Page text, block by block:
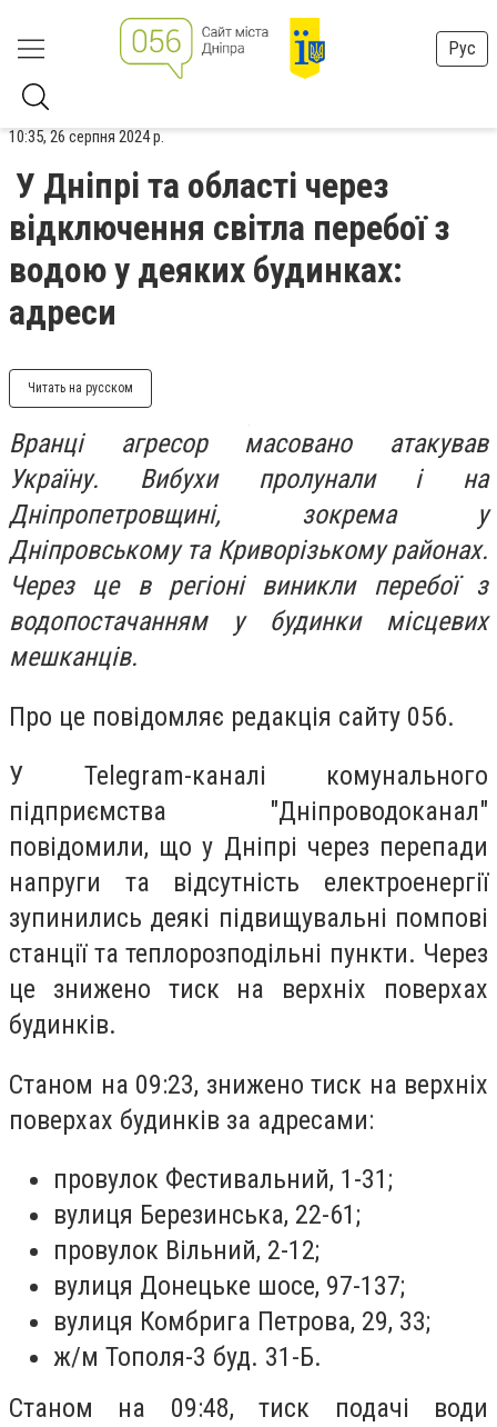
Рус
10:35, 26 серпня 2024 р.
У Дніпрі та області через
відключення світла перебої з
водою у деяких будинках:
адреси
Читать на русском
Вранці агресор масовано атакував
Україну. Вибухи пролунали і на
Дніпропетровщині, зокрема у
Дніпровському та Криворізькому районах.
Через це в регіоні виникли перебої з
водопостачанням у будинки місцевих
мешканців.
Про це повідомляє редакція сайту 056.
У Telegram-каналі комунального
підприємства "Дніпроводоканал"
повідомили, що у Дніпрі через перепади
напруги та відсутність електроенергії
зупинились деякі підвищувальні помпові
станції та теплорозподільні пункти. Через
це знижено тиск на верхніх поверхах
будинків.
Станом на 09:23, знижено тиск на верхніх
поверхах будинків за адресами:
провулок Фестивальний, 1-31;
вулиця Березинська, 22-61;
провулок Вільний, 2-12;
вулиця Донецьке шосе, 97-137;
вулиця Комбрига Петрова, 29, 33;
ж/м Тополя-3 буд. 31-Б.
Станом на 09:48, тиск подачі води